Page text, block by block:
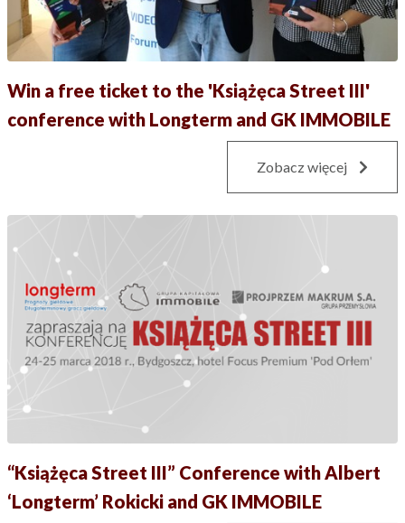
Win a free ticket to the 'Książęca Street III'
conference with Longterm and GK IMMOBILE
Zobacz więcej
“Książęca Street III” Conference with Albert
‘Longterm’ Rokicki and GK IMMOBILE